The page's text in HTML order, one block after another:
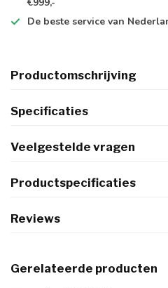
De beste service van
Productomschrijving
Specificaties
Veelgestelde vragen
Productspecificaties
Reviews
Gerelateerde producten